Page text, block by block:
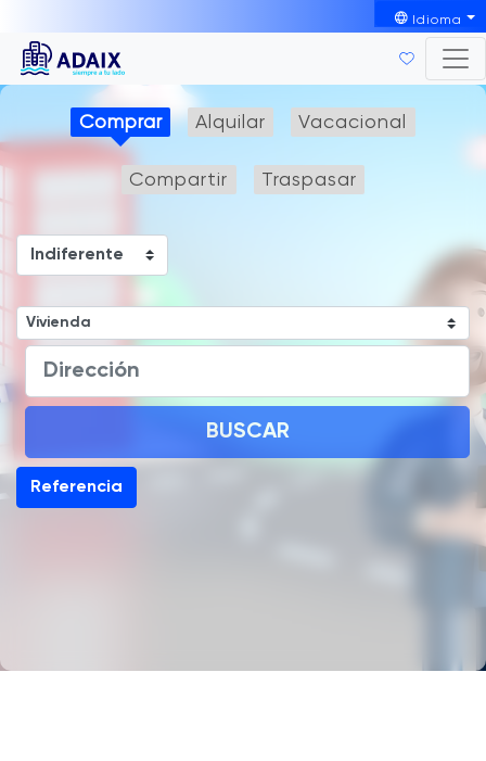
Idioma
Comprar Alquilar Vacacional
Compartir Traspasar
BUSCAR
Referencia